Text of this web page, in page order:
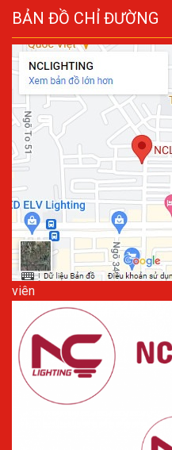
BẢN ĐỒ CHỈ ĐƯỜNG
viên